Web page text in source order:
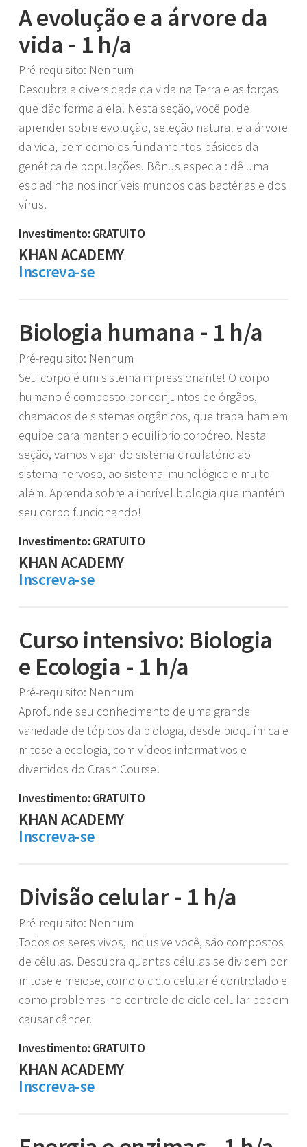
A evolução e a árvore da
vida - 1 h/a
Pré-requisito: Nenhum
Descubra a diversidade da vida na Terra e as forças
que dão forma a ela! Nesta seção, você pode
aprender sobre evolução, seleção natural e a árvore
da vida, bem como os fundamentos básicos da
genética de populações. Bônus especial: dê uma
espiadinha nos incríveis mundos das bactérias e dos
vírus.
Investimento: GRATUITO
KHAN ACADEMY
Inscreva-se
Biologia humana - 1 h/a
Pré-requisito: Nenhum
Seu corpo é um sistema impressionante! O corpo
humano é composto por conjuntos de órgãos,
chamados de sistemas orgânicos, que trabalham em
equipe para manter o equilíbrio corpóreo. Nesta
seção, vamos viajar do sistema circulatório ao
sistema nervoso, ao sistema imunológico e muito
além. Aprenda sobre a incrível biologia que mantém
seu corpo funcionando!
Investimento: GRATUITO
KHAN ACADEMY
Inscreva-se
Curso intensivo: Biologia
e Ecologia - 1 h/a
Pré-requisito: Nenhum
Aprofunde seu conhecimento de uma grande
variedade de tópicos da biologia, desde bioquímica e
mitose a ecologia, com vídeos informativos e
divertidos do Crash Course!
Investimento: GRATUITO
KHAN ACADEMY
Inscreva-se
Divisão celular - 1 h/a
Pré-requisito: Nenhum
Todos os seres vivos, inclusive você, são compostos
de células. Descubra quantas células se dividem por
mitose e meiose, como o ciclo celular é controlado e
como problemas no controle do ciclo celular podem
causar câncer.
Investimento: GRATUITO
KHAN ACADEMY
Inscreva-se